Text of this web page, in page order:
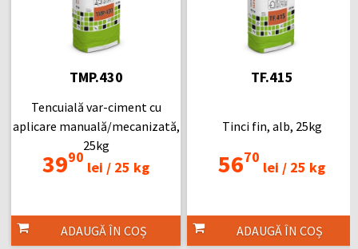
TMP.430
Tencuială var-ciment cu
aplicare manuală/mecanizată,
25kg
3990
lei / 25 kg
ADAUGĂ ÎN COȘ
TF.415
Tinci fin, alb, 25kg
5670
lei / 25 kg
ADAUGĂ ÎN COȘ